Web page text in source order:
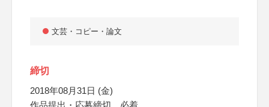
文芸・コピー・論文
締切
2018年08月31日 (金)
作品提出・応募締切、必着